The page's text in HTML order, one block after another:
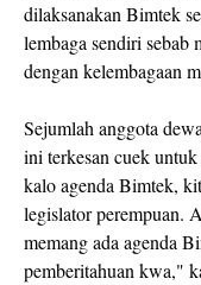
dilaksanakan Bimtek
lembaga sendiri sebab
dengan kelembagaan
Sejumlah anggota
ini terkesan cuek
kalo agenda Bimtek,
legislator perempuan.
memang ada agenda
pemberitahuan kwa,"